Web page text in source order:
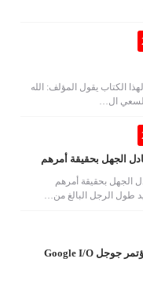
الكتاب يقول المؤلف: الله
السعي ال…
الجهل بحقيقة أمرهم
الجهل بحقيقة أمرهم
طول الرجل البالغ من…
تعرف على خلاصة مؤتمر جوجل Google I/O